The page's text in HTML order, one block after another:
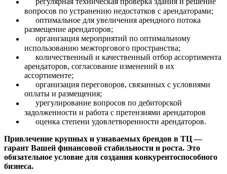
вопросов по устранению недостатков с арендаторами;
оптимальное для увеличения арендного потока
размещение арендаторов;
организация мероприятий по оптимальному
использованию межторгового пространства;
количественный и качественный отбор ассортимента
арендаторов, согласование изменений в их
ассортименте;
организация переговоров, связанных с условиями
оплаты и размещения;
урегулирование вопросов по дебиторской
задолженности и работа с претензиями арендаторов
оценка степени удовлетворенности арендаторов.
Привлечение крупных и узнаваемых брендов в ТЦ —
гарант Вашей финансовой стабильности и роста. Это
обязательное условие для создания конкурентоспособного
бизнеса.